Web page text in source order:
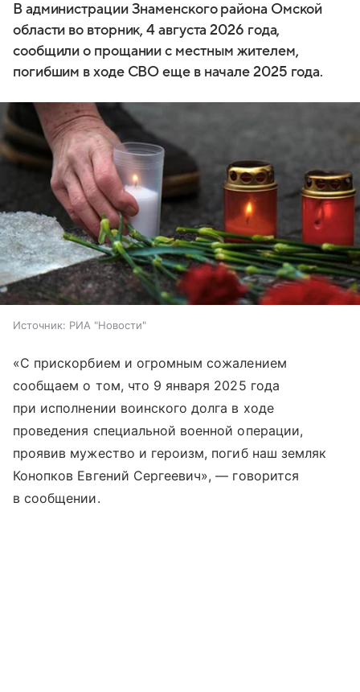
В администрации Знаменского района Омской
области во вторник, 4 августа 2026 года,
сообщили о прощании с местным жителем,
погибшим в ходе СВО еще в начале 2025 года.
Источник: РИА "Новости"
«С прискорбием и огромным сожалением
сообщаем о том, что 9 января 2025 года
при исполнении воинского долга в ходе
проведения специальной военной операции,
проявив мужество и героизм, погиб наш земляк
Конопков Евгений Сергеевич», — говорится
в сообщении.